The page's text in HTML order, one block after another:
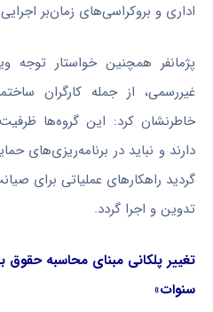
اداری و بروکراسی‌های زمان‌بر
پژمانفر همچنین خواستار
غیررسمی، از جمله کارگران
خاطرنشان کرد: این گروه‌ها
دارند و نباید در برنامه‌ریزی‌های
گردید راهکارهای عملیاتی برای
تدوین و اجرا گردد.
تغییر پلکانی مبنای محاسبه حقوق
سنوات»